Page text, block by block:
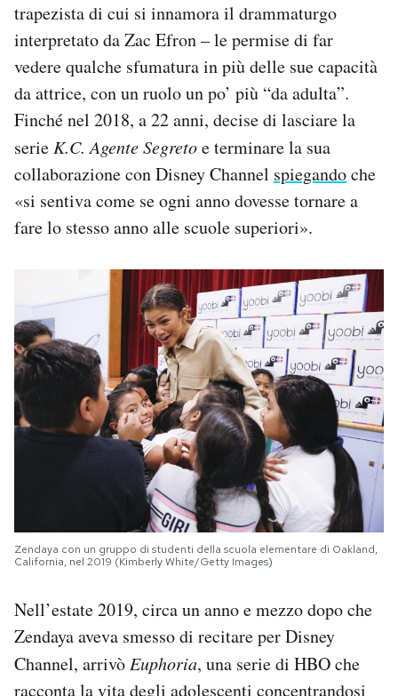
trapezista di cui si innamora il drammaturgo
interpretato da Zac Efron – le permise di far
vedere qualche sfumatura in più delle sue capacità
da attrice, con un ruolo un po’ più “da adulta”.
Finché nel 2018, a 22 anni, decise di lasciare la
serieK.C. Agente Segretoe terminare la sua
collaborazione con Disney Channel spiegandoche
«si sentiva come se ogni anno dovesse tornare a
fare lo stesso anno alle scuole superiori».
Zendaya con un gruppo di studenti della scuola elementare di Oakland,
California, nel 2019 (Kimberly White/Getty Images)
Nell’estate 2019, circa un anno e mezzo dopo che
Zendaya aveva smesso di recitare per Disney
Channel, arrivòEuphoria, una serie di HBO che
racconta la vita degli adolescenti concentrandosi